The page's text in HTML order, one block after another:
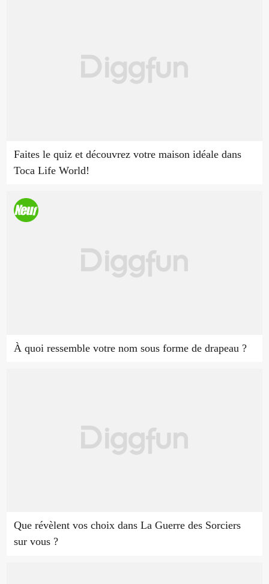
Faites le quiz et découvrez votre maison idéale dans
Toca Life World!
À quoi ressemble votre nom sous forme de drapeau ?
Que révèlent vos choix dans La Guerre des Sorciers
sur vous ?